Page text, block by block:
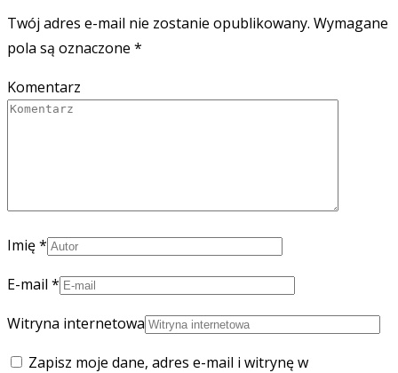
Twój adres e-mail nie zostanie opublikowany. Wymagane
pola są oznaczone *
Komentarz
Imię*
E-mail *
Witryna internetowa
Zapisz moje dane, adres e-mail i witrynę w